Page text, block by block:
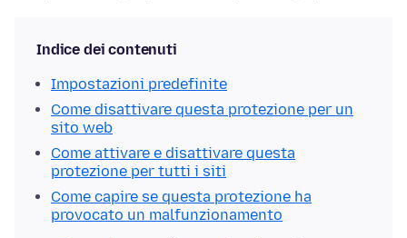
Indice dei contenuti
Impostazioni predefinite
Come disattivare questa protezione per un
sito web
Come attivare e disattivare questa
protezione per tutti i siti
Come capire se questa protezione ha
provocato un malfunzionamento